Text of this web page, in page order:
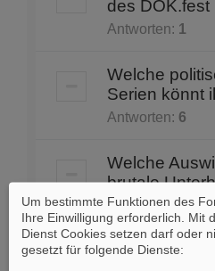
des DOK.fest
Antworten: 1
Welche
Serien könnt
Antworten: 6
Welche
brutale
auf unser
Antworten:2
Um bestimmte Funktionen des
Ihre Einwilligung erforderlich. Mit
Dienst Cookies setzen darf oder
gesetzt für folgende Dienste: